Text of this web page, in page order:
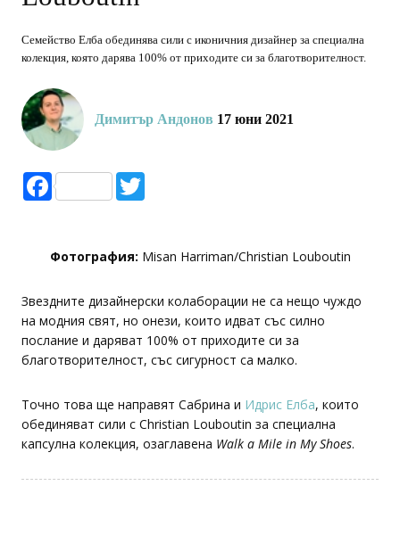
Семейство Елба обединява сили с иконичния дизайнер за специална
колекция, която дарява 100% от приходите си за благотворителност.
Димитър Андонов 17 юни 2021
Facebook
Фотография: Misan Harriman/Christian Louboutin
Звездните дизайнерски колаборации не са нещо чуждо
на модния свят, но онези, които идват със силно
послание и даряват 100% от приходите си за
благотворителност, със сигурност са малко.
Точно това ще направят Сабрина и Идрис Елба, които
обединяват сили с Christian Louboutin за специална
капсулна колекция, озаглавена Walk a Mile in My Shoes.